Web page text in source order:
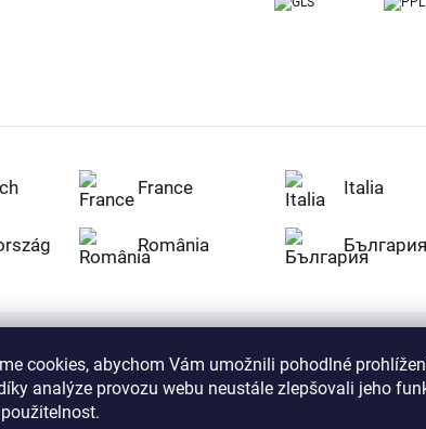
cookies, abychom Vám umožnili pohodlné
analýze provozu webu neustále zlepšovali jeho
France Italia
România България